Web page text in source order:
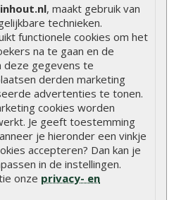
, maakt gebruik van
technieken.
functionele cookies om het
na te gaan en de
deze gegevens te
derden marketing
advertenties te tonen.
cookies worden
Je geeft toestemming
je hieronder een vinkje
accepteren? Dan kan je
in de instellingen.
onze privacy- en
openen ramen (dubbel
model
met unieke
over de kenmerken en
hout.Meer informatie